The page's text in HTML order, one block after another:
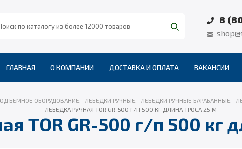
8
ГЛАВНАЯ О КОМПАНИИ ДОСТАВКА И ОПЛАТА ВАКАНСИИ
ОБОРУДОВАНИЕ ЛЕБЕДКИ РУЧНЫЕ ЛЕБЕДКИ РУЧНЫЕ БАРАБАННЫЕ
ЛЕБЕДКА РУЧНАЯ TOR GR-500 Г/П 500 КГ ДЛИНА ТРОСА 25 М
TOR GR-500 г/п 500 кг